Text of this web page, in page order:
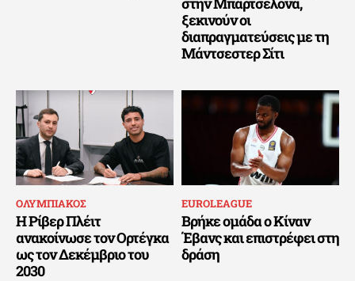
ξεκινούν οι
διαπραγματεύσεις με τη
Μάντσεστερ Σίτι
ΟΛΥΜΠΙΑΚΟΣ
Η Ρίβερ Πλέιτ
ανακοίνωσε τον Ορτέγκα
ως τον Δεκέμβριο του
2030
EUROLEAGUE
Βρήκε ομάδα ο Κίναν
Έβανς και επιστρέφει στη
δράση